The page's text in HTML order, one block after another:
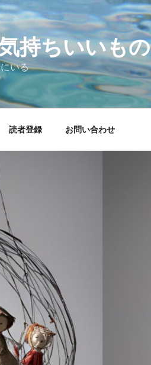
持ちいいもの
いる
読者登録 お問い合わせ